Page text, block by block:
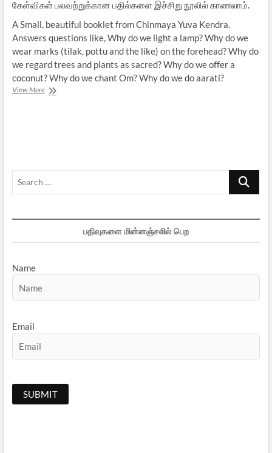
கேள்விகள் பலவற்றுக்கான பதில்களை இச்சிறு நூலில் காணலாம்.
A Small, beautiful booklet from Chinmaya Yuva Kendra.
Answers questions like, Why do we light a lamp? Why do we
wear marks (tilak, pottu and the like) on the forehead? Why do
we regard trees and plants as sacred? Why do we offer a
coconut? Why do we chant Om? Why do we do aarati?
View MoreHindu
Search
பதிவுகளை மின்னஞ்சலில் பெற
Name
Email